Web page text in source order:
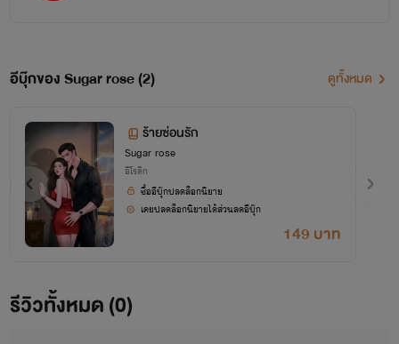
อีบุ๊กของ Sugar rose (2) ดูทั้งหมด
ร้ายซ่อนรัก
Sugar rose
อีโรติก
149 บาท
ซื้ออีบุ๊กปลดล็อกนิยาย
เคยปลดล็อกนิยายได้ส่วนลดอีบุ๊ก
รีวิวทั้งหมด (0)